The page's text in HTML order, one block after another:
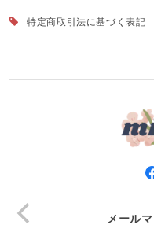
特定商取引法に基づく表記
メール